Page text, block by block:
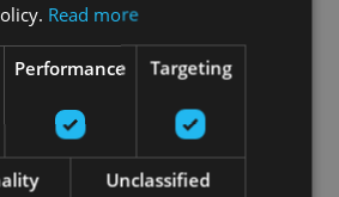
Read more
Performance Targeting
Unclassified